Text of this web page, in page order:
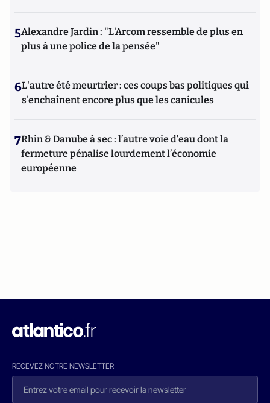
5Alexandre Jardin : "L'Arcom ressemble de plus en
plus à une police de la pensée"
6L'autre été meurtrier : ces coups bas politiques qui
s'enchaînent encore plus que les canicules
7Rhin & Danube à sec : l’autre voie d’eau dont la
fermeture pénalise lourdement l’économie
européenne
RECEVEZ NOTRE NEWSLETTER